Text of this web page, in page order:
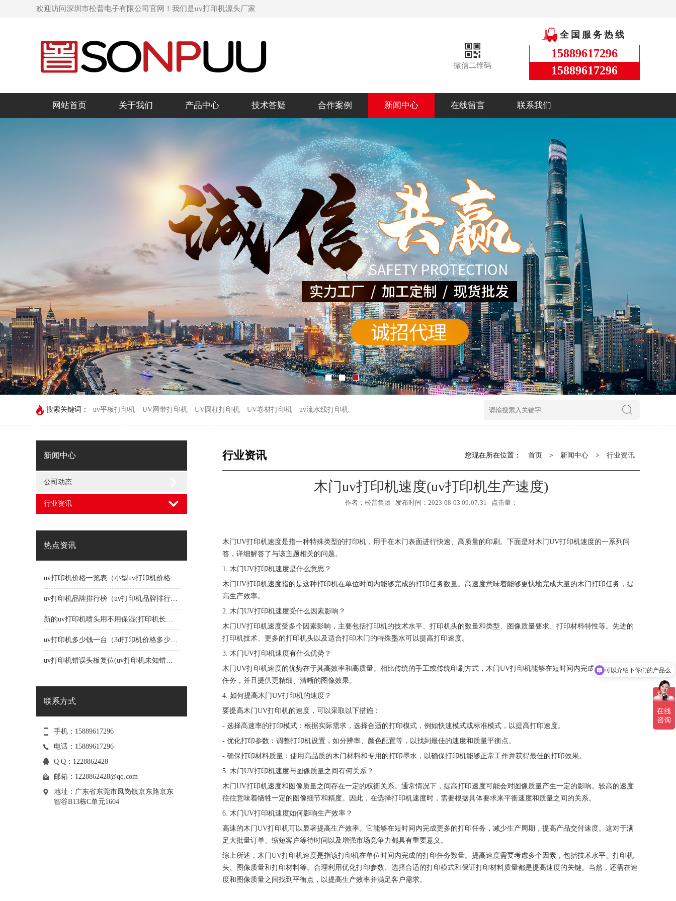
欢迎访问深圳市松普电子有限公司官网！我们是uv打印机源头厂家
微信二维码
全国服务热线
15889617296
15889617296
网站首页 关于我们 产品中心 技术答疑 合作案例 新闻中心 在线留言 联系我们
1 2 3
搜索关键词： uv平板打印机 UV网带打印机 UV圆柱打印机 UV卷材打印机 uv流水线打印机
新闻中心
公司动态
行业资讯
热点资讯
uv打印机价格一览表（小型uv打印机价格一览表）
uv打印机品牌排行榜（uv打印机品牌排行榜前十名）
新的uv打印机喷头用不用保湿(打印机长时间不用喷头会堵吗)
uv打印机多少钱一台（3d打印机价格多少钱一台）
uv打印机错误头板复位(uv打印机未知错误1191)
联系方式
手机：15889617296
电话：15889617296
Q Q：1228862428
邮箱： 1228862428@qq.com
地址：广东省东莞市凤岗镇京东路京东
智谷B13栋C单元1604
行业资讯 您现在所在位置： 首页 > 新闻中心 > 行业资讯
木门uv打印机速度(uv打印机生产速度)
作者：松普集团 发布时间：2023-08-03 09:07:31 点击量：
木门UV打印机速度是指一种特殊类型的打印机，用于在木门表面进行快速、高质量的印刷。下面是对木门UV打印机速度的一系列问
答，详细解答了与该主题相关的问题。
1. 木门UV打印机速度是什么意思？
木门UV打印机速度指的是这种打印机在单位时间内能够完成的打印任务数量。高速度意味着能够更快地完成大量的木门打印任务，提
高生产效率。
2. 木门UV打印机速度受什么因素影响？
木门UV打印机速度受多个因素影响，主要包括打印机的技术水平、打印机头的数量和类型、图像质量要求、打印材料特性等。先进的
打印机技术、更多的打印机头以及适合打印木门的特殊墨水可以提高打印速度。
3. 木门UV打印机速度有什么优势？
木门UV打印机速度的优势在于其高效率和高质量。相比传统的手工或传统印刷方式，木门UV打印机能够在短时间内完成大批量的打印
任务，并且提供更精细、清晰的图像效果。
4. 如何提高木门UV打印机的速度？
要提高木门UV打印机的速度，可以采取以下措施：
- 选择高速率的打印模式：根据实际需求，选择合适的打印模式，例如快速模式或标准模式，以提高打印速度。
- 优化打印参数：调整打印机设置，如分辨率、颜色配置等，以找到最佳的速度和质量平衡点。
- 确保打印材料质量：使用高品质的木门材料和专用的打印墨水，以确保打印机能够正常工作并获得最佳的打印效果。
5. 木门UV打印机速度与图像质量之间有何关系？
木门UV打印机速度和图像质量之间存在一定的权衡关系。通常情况下，提高打印速度可能会对图像质量产生一定的影响。较高的速度
往往意味着牺牲一定的图像细节和精度。因此，在选择打印机速度时，需要根据具体要求来平衡速度和质量之间的关系。
6. 木门UV打印机速度如何影响生产效率？
高速的木门UV打印机可以显著提高生产效率。它能够在短时间内完成更多的打印任务，减少生产周期，提高产品交付速度。这对于满
足大批量订单、缩短客户等待时间以及增强市场竞争力都具有重要意义。
综上所述，木门UV打印机速度是指该打印机在单位时间内完成的打印任务数量。提高速度需要考虑多个因素，包括技术水平、打印机
头、图像质量和打印材料等。合理利用优化打印参数、选择合适的打印模式和保证打印材料质量都是提高速度的关键。当然，还需在速
度和图像质量之间找到平衡点，以提高生产效率并满足客户需求。
你们是怎么收费的呢